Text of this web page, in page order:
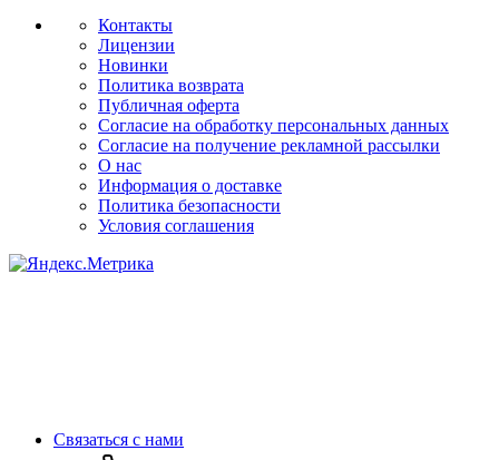
Контакты
Лицензии
Новинки
Политика возврата
Публичная оферта
Согласие на обработку персональных данных
Согласие на получение рекламной рассылки
О нас
Информация о доставке
Политика безопасности
Условия соглашения
Связаться с нами